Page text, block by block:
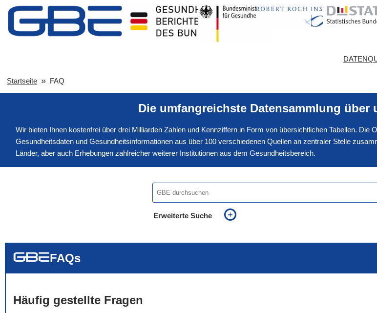
Startseite FAQ
Die umfangreichste Datensammlung über
Wir bieten Ihnen kostenfrei über drei Milliarden Zahlen und Kennziffern in Form von übersichtlichen Tabellen.
Gesundheitsdaten und Gesundheitsinformationen aus über 100 verschiedenen Quellen an zentraler Stelle
Länder, aber auch Erhebungen zahlreicher weiterer Institutionen aus dem Gesundheitsbereich.
Erweiterte Suche
FAQs
Häufig gestellte Fragen